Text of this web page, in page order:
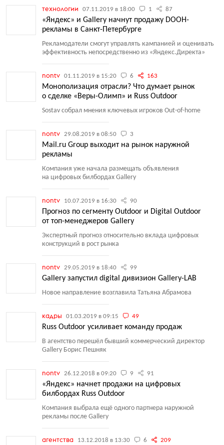
технологии 07.11.2019 в 18:00 1 87
«Яндекс» и Gallery начнут продажу DOOH-
рекламы в Санкт-Петербурге
Рекламодатели смогут управлять кампанией и оценивать
эффективность непосредственно из «Яндекс.Директа»
nontv 01.11.2019 в 15:20 6 163
Монополизация отрасли? Что думает рынок
о сделке «Веры-Олимп» и Russ Outdoor
Sostav собрал мнения ключевых игроков Out-of-home
nontv 29.08.2019 в 08:50 3
Mail.ru Group выходит на рынок наружной
рекламы
Компания уже начала размещать объявления
на цифровых билбордах Gallery
nontv 10.07.2019 в 16:30 90
Прогноз по сегменту Outdoor и Digital Outdoor
от топ-менеджеров Gallery
Экспертный прогноз относительно вклада цифровых
конструкций в рост рынка
nontv 29.05.2019 в 18:40 99
Gallery запустил digital дивизион Gallery-LAB
Новое направление возглавила Татьяна Абрамова
кадры 01.03.2019 в 09:15 49
Russ Outdoor усиливает команду продаж
В агентство перешёл бывший коммерческий директор
Gallery Борис Пешняк
nontv 26.12.2018 в 09:20 9 91
«Яндекс» начнет продажи на цифровых
билбордах Russ Outdoor
Компания выбрала ещё одного партнера наружной
рекламы после Gallery
агентства 13.12.2018 в 13:30 6 209